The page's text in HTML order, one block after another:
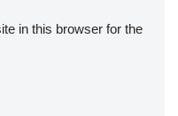
in this browser for the